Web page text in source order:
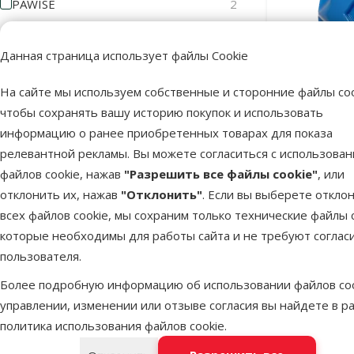
Данная страница использует файлы Cookie
На сайте мы используем собственные и сторонние файлы
чтобы сохранять вашу историю покупок и использовать
информацию о ранее приобретенных товарах для показа
релевантной рекламы. Вы можете согласиться с
файлов cookie, нажав "Разрешить все файлы cookie", или
отклонить их, нажав "Отклонить". Если вы выберете
всех файлов cookie, мы сохраним только технические файлы
которые необходимы для работы сайта и не требуют
пользователя.
Более подробную информацию об использовании файлов
управлении, изменении или отзыве согласия вы найдете в
политика использования файлов cookie.
PAWISE 2
Цена
Оценка
Оценка 100%
Оценка 80%
0
Оценка 40%
0
Оценка 20%
-33
В наличии